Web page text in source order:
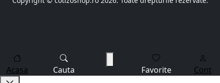
Acasa Cauta Favorite Cont